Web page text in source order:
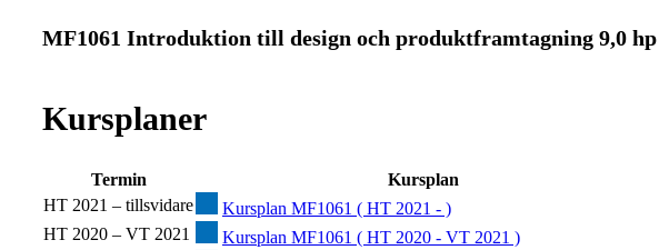
MF1061 Introduktion till design och produktframtagning 9,0 hp
Kursplaner
Termin
Kursplan
HT 2021 – tillsvidare
Kursplan MF1061 ( HT 2021 - )
HT 2020 – VT 2021
Kursplan MF1061 ( HT 2020 - VT 2021 )